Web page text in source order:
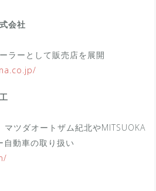
会社
ラーとして販売店を展開
ツダオートザム紀北やMITSUOKA
自動車の取り扱い